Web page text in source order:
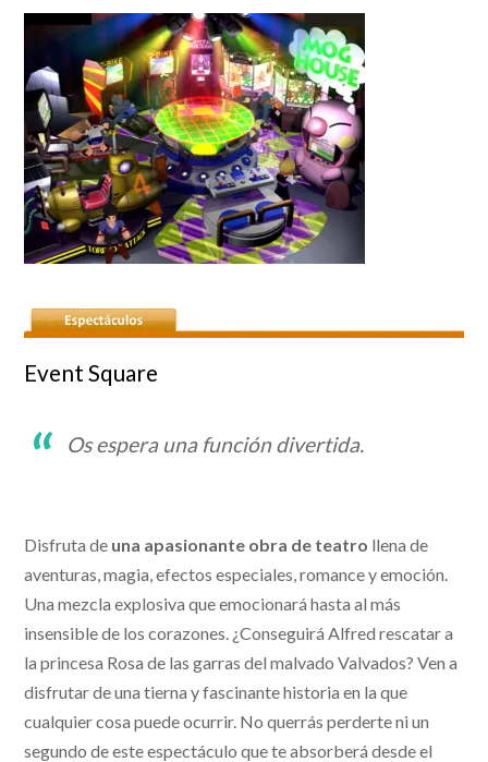
Event Square
Os espera una función divertida.
Disfruta de una apasionante obra de teatro llena de
aventuras, magia, efectos especiales, romance y emoción.
Una mezcla explosiva que emocionará hasta al más
insensible de los corazones. ¿Conseguirá Alfred rescatar a
la princesa Rosa de las garras del malvado Valvados? Ven a
disfrutar de una tierna y fascinante historia en la que
cualquier cosa puede ocurrir. No querrás perderte ni un
segundo de este espectáculo que te absorberá desde el